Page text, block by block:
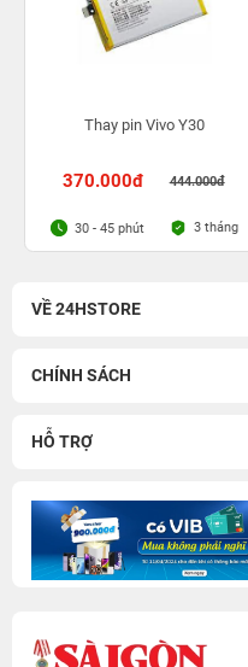
Thay pin Vivo Y30
370.000đ 444.000đ
30 - 45 phút 3 tháng
VỀ 24HSTORE
CHÍNH SÁCH
HỖ TRỢ